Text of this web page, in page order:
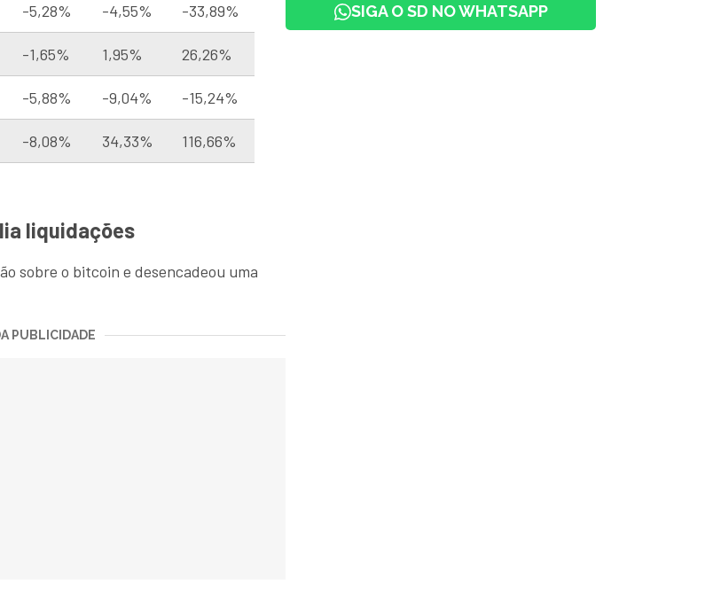
-5,28% -4,55% -33,89%
-1,65% 1,95% 26,26%
-5,88% -9,04% -15,24%
-8,08% 34,33%
116,66%
liquidações
sobre o bitcoin e desencadeou uma
PUBLICIDADE
SIGA O SD NO WHATSAPP